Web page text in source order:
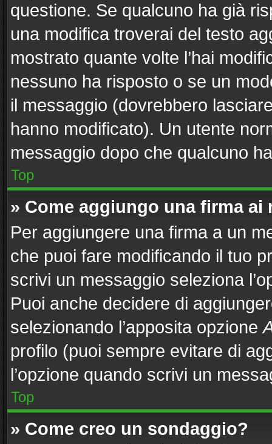
questione. Se qualcuno ha già
una modifica troverai del testo
mostrato quante volte l’hai
nessuno ha risposto o se un
il messaggio (dovrebbero
hanno modificato). Un utente
messaggio dopo che qualcuno
Top
» Come aggiungo una firma ai
Per aggiungere una firma a un
che puoi fare modificando il tuo
scrivi un messaggio seleziona
Puoi anche decidere di
selezionando l’apposita opzione
profilo (puoi sempre evitare di
l’opzione quando scrivi un
Top
» Come creo un sondaggio?